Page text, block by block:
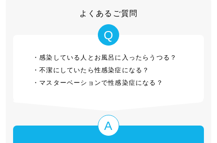
よくあるご質問
Q
感染している人とお風呂に入ったらうつる？
不潔にしていたら性感染症になる？
マスターベーションで性感染症になる？
A